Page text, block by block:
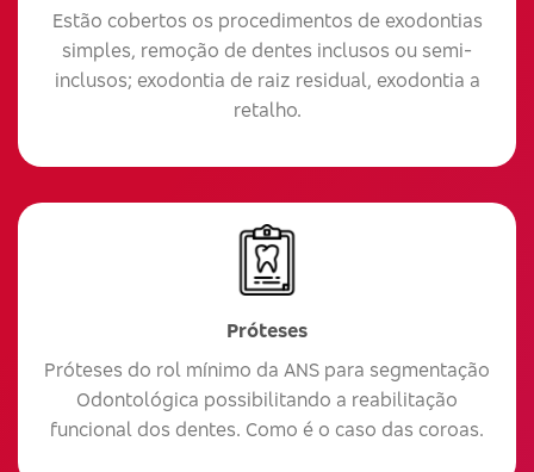
Estão cobertos os procedimentos de exodontias
simples, remoção de dentes inclusos ou semi-
inclusos; exodontia de raiz residual, exodontia a
retalho.
Próteses
Próteses do rol mínimo da ANS para segmentação
Odontológica possibilitando a reabilitação
funcional dos dentes. Como é o caso das coroas.